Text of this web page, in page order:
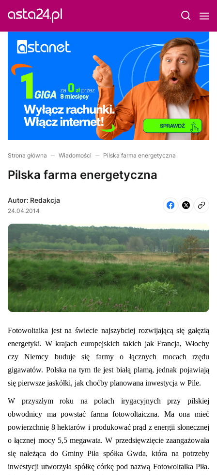
Strona główna Wiadomości Pilska farma energetyczna
Pilska farma energetyczna
Autor: Redakcja
24.04.2014
Fotowoltaika jest na świecie najszybciej rozwijającą się gałęzią
energetyki. W krajach europejskich takich jak Francja, Włochy
czy Niemcy buduje się farmy o łącznych mocach rzędu
gigawatów. Polska na tym tle jest białą plamą, jednak pojawiają
się pierwsze jaskółki, jak choćby planowana inwestycja w Pile.
W przyszłym roku na polach irygacyjnych przy pilskiej
obwodnicy ma powstać farma fotowoltaiczna. Ma ona mieć
powierzchnię 8 hektarów i produkować prąd z energii słonecznej
o łącznej mocy 5,5 megawata. W przedsięwzięcie zaangażowała
się należąca do Gminy Piła spółka Gwda, która na potrzeby
inwestycji utworzyła spółkę córkę pod nazwą Fotowoltaika Piła.